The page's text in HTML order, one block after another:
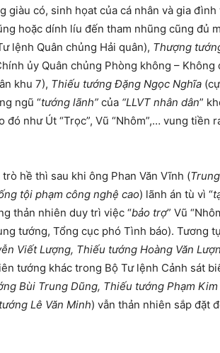
giàu có, sinh họat của cá nhân và gia
hoặc dính líu đến tham nhũng cũng đủ
lệnh Quân chủng Hải quân), Thượng
ủy Quân chủng Phòng không – Không
khu 7), Thiếu tướng Đặng Ngọc Nghĩa
ngũ “tướng lãnh” của “LLVT nhân dân”
như Út “Trọc”, Vũ “Nhôm”,… vung
hề thì sau khi ông Phan Văn Vĩnh (
tội phạm công nghệ cao) lãnh án tù vì “
thản nhiên duy trì việc “bảo trợ” Vũ
tướng, Tổng cục phó Tình báo). Tương
Viết Lượng, Thiếu tướng Hoàng Văn
tướng khác trong Bộ Tư lệnh Cảnh sát
Bùi Trung Dũng, Thiếu tướng Phạm
Lê Văn Minh) vẫn thản nhiên sắp đặt